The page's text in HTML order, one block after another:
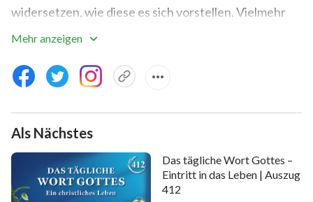
widersetzen, wie diese es sich vorstellen. Vielmehr
verlangt Er, dass die Menschen Seine Worte zu ihrem
Überlebens, dass sie den Kern Seiner Worte
unbedingt in die Praxis umsetzen und dass sie Seinen
Willen vollkommen zufriedenstellen. Ein Aspekt der
Anforderung an die Menschen, sich dem
fleischgewordenen Gott zu unterwerfen, bezieht
sich darauf, Seine Worte in die Praxis umzusetzen,
und ein weiterer Aspekt bezieht sich darauf,
Mehr anzeigen
Als Nächstes
Das tägliche Wort Gottes –
Eintritt in das Leben | Auszug
412